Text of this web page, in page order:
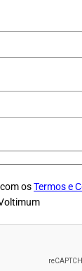
osTermos e